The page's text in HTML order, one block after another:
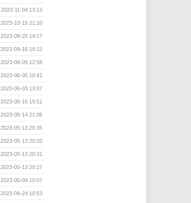
2023-11-04 13:13
2023-10-15 21:10
2023-09-25 14:17
2023-09-16 19:12
2023-08-05 12:58
2023-06-05 10:41
2023-06-03 13:57
2023-05-16 19:51
2023-05-14 21:06
2023-05-13 20:35
2023-05-13 20:33
2023-05-13 20:31
2023-05-13 20:27
2023-05-09 10:07
2023-04-24 10:53